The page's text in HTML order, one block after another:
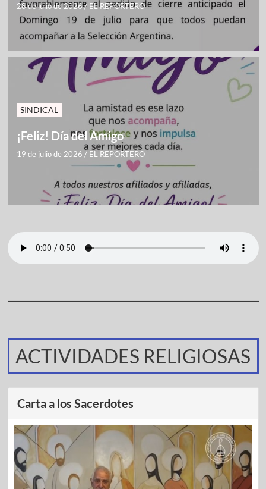
28 de julio de 2026/ EL REPORTERO
SINDICAL
¡Feliz! Día del Amigo
19 de julio de 2026 / EL REPORTERO
ACTIVIDADES RELIGIOSAS
Carta a los Sacerdotes